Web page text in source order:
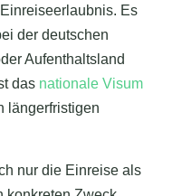
Es
der deutschen
Aufenthaltsland
das nationale Visum
längerfristigen
nur die Einreise als